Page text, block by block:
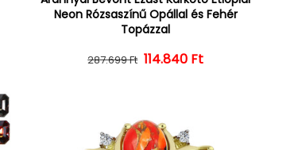
Neon Rózsaszínű Opállal és Fehér
Topázzal
Normál ár
287.699 Ft Kedvezményes ár
114.840 Ft